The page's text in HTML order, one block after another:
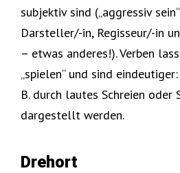
subjektiv sind („aggressiv
Darsteller/-in, Regisseur/-in
– etwas anderes!). Verben
„spielen“ und sind
B. durch lautes Schreien oder
dargestellt werden.
Drehort